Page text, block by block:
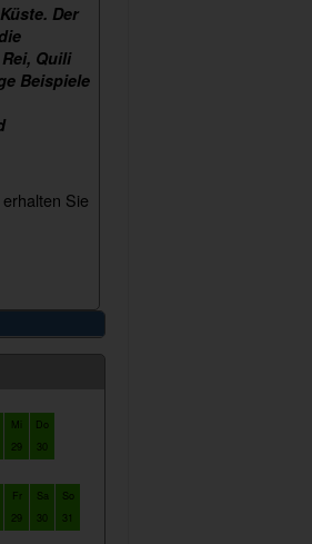
Der
Quili
Beispiele
Sie
Mi
29
Do
30
Fr
29
Sa
30
So
31